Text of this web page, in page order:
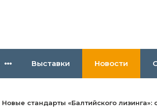
Выставки Новости
Новые стандарты «Балтийского